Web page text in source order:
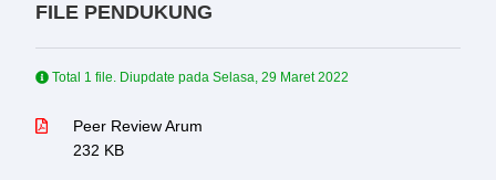
FILE PENDUKUNG
Total 1 file. Diupdate pada Selasa, 29 Maret 2022
Peer Review Arum
232 KB